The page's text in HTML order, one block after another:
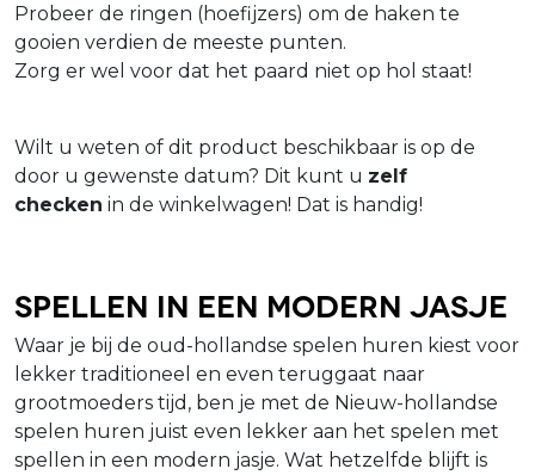
Probeer de ringen (hoefijzers) om de haken te
gooien verdien de meeste punten.
Zorg er wel voor dat het paard niet op hol staat!
Wilt u weten of dit product beschikbaar is op de
door u gewenste datum? Dit kunt u zelf
checken in de winkelwagen! Dat is handig!
Spellen in een modern jasje
Waar je bij de oud-hollandse spelen huren kiest voor
lekker traditioneel en even teruggaat naar
grootmoeders tijd, ben je met de Nieuw-hollandse
spelen huren juist even lekker aan het spelen met
spellen in een modern jasje. Wat hetzelfde blijft is